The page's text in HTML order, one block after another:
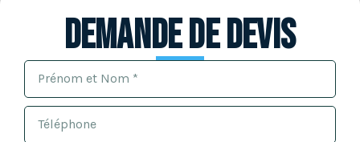
Demande de devis